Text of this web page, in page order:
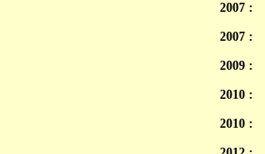
2007 :
2007 :
2009 :
2010 :
2010 :